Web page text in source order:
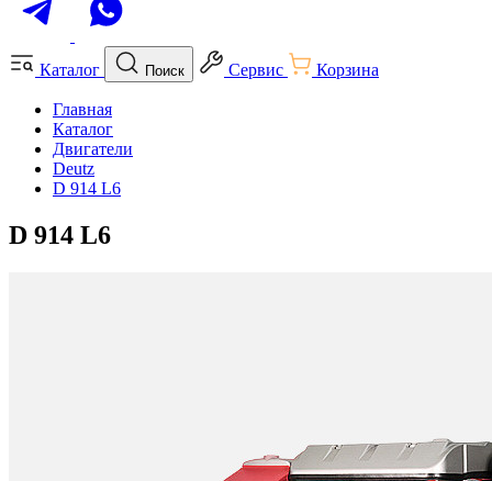
Каталог Поиск Сервис Корзина
Главная
Каталог
Двигатели
Deutz
D 914 L6
D 914 L6